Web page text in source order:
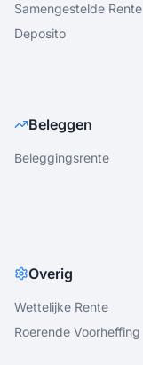
Samengestelde Rente
Deposito
Beleggen
Beleggingsrente
Overig
Wettelijke Rente
Roerende Voorheffing